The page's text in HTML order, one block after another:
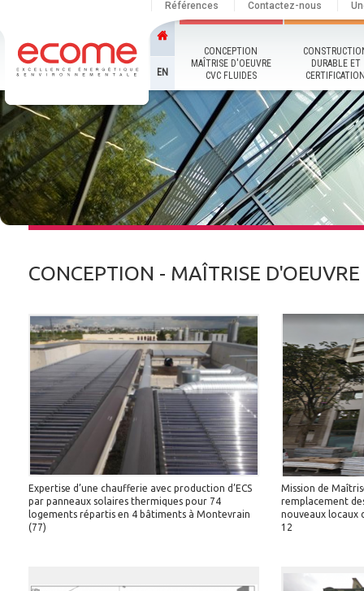
Références Contactez-nous
EN
CONCEPTION
MAÎTRISE D'OEUVRE
CVC FLUIDES
DURABLE ET
CONCEPTION - MAÎTRISE D'OEUVRE
Expertise d’une chaufferie avec production d’ECS
par panneaux solaires thermiques pour 74
logements répartis en 4 bâtiments à Montevrain
(77)
Mission de
remplacement
nouveaux locaux
12